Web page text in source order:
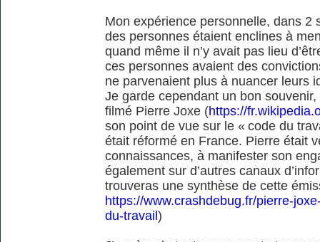
Mon expérience personnelle, dans 2
des personnes étaient enclines à
quand même il n’y avait pas lieu
ces personnes avaient des
ne parvenaient plus à nuancer leurs
Je garde cependant un bon
filmé Pierre Joxe (https://
son point de vue sur le « code du
était réformé en France. Pierre était
connaissances, à manifester son
également sur d’autres canaux
trouveras une synthèse de cette
https://www.crashdebug.fr/pierre-
du-travail )